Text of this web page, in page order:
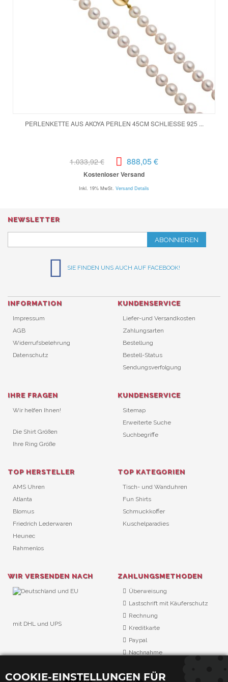
PERLENKETTE AUS AKOYA PERLEN 45CM SCHLIESSE 925 ...
1.033,92 € 888,05 €
Kostenloser Versand
Inkl. 19% MwSt. Versand Details
NEWSLETTER
ABONNIEREN
SIE FINDEN UNS AUCH AUF FACEBOOK!
INFORMATION
Impressum
AGB
Widerrufsbelehrung
Datenschutz
KUNDENSERVICE
Liefer-und Versandkosten
Zahlungsarten
Bestellung
Bestell-Status
Sendungsverfolgung
IHRE FRAGEN
Wir helfen Ihnen!
Die Shirt Größen
Ihre Ring Größe
KUNDENSERVICE
Sitemap
Erweiterte Suche
Suchbegriffe
TOP HERSTELLER
AMS Uhren
Atlanta
Blomus
Friedrich Lederwaren
Heunec
Rahmenlos
TOP KATEGORIEN
Tisch- und Wanduhren
Fun Shirts
Schmuckkoffer
Kuschelparadies
WIR VERSENDEN NACH
mit DHL und UPS
ZAHLUNGSMETHODEN
Überweisung
Lastschrift mit Käuferschutz
Rechnung
Kreditkarte
Paypal
Nachnahme
COOKIE-EINSTELLUNGEN FÜR